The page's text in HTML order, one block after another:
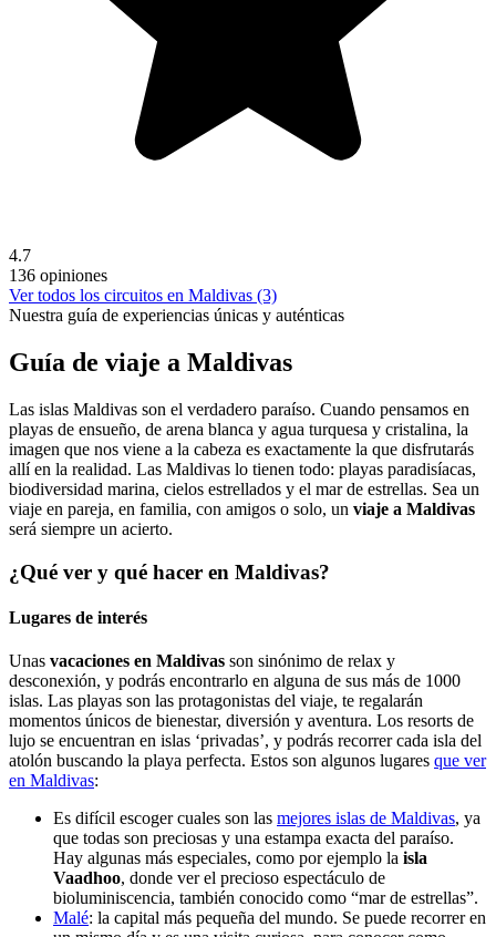
4.7
136 opiniones
Ver todos los circuitos en Maldivas (3)
Nuestra guía de experiencias únicas y auténticas
Guía de viaje a Maldivas
Las islas Maldivas son el verdadero paraíso. Cuando pensamos en
playas de ensueño, de arena blanca y agua turquesa y cristalina, la
imagen que nos viene a la cabeza es exactamente la que disfrutarás
allí en la realidad. Las Maldivas lo tienen todo: playas paradisíacas,
biodiversidad marina, cielos estrellados y el mar de estrellas. Sea un
viaje en pareja, en familia, con amigos o solo, un viaje a Maldivas
será siempre un acierto.
¿Qué ver y qué hacer en Maldivas?
Lugares de interés
Unas vacaciones en Maldivas son sinónimo de relax y
desconexión, y podrás encontrarlo en alguna de sus más de 1000
islas. Las playas son las protagonistas del viaje, te regalarán
momentos únicos de bienestar, diversión y aventura. Los resorts de
lujo se encuentran en islas ‘privadas’, y podrás recorrer cada isla del
atolón buscando la playa perfecta. Estos son algunos lugares que ver
en Maldivas:
Es difícil escoger cuales son las mejores islas de Maldivas, ya
que todas son preciosas y una estampa exacta del paraíso.
Hay algunas más especiales, como por ejemplo la isla
Vaadhoo, donde ver el precioso espectáculo de
bioluminiscencia, también conocido como “mar de estrellas”.
Malé: la capital más pequeña del mundo. Se puede recorrer en